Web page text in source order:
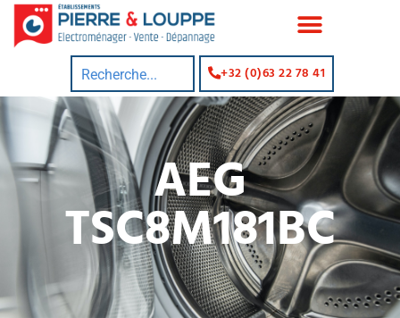
+32 (0)63 22 78 41
AEG
TSC8M181BC